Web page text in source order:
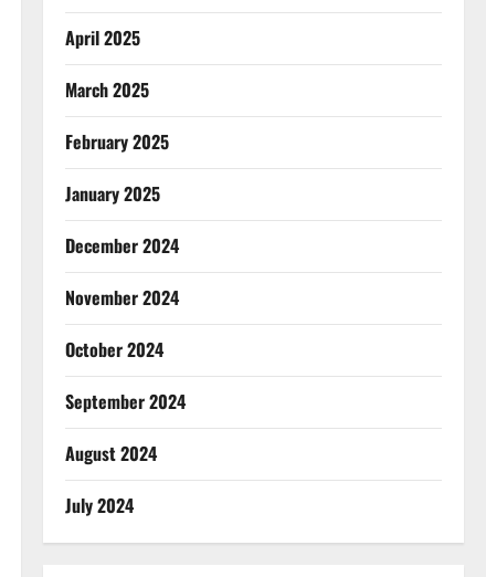
April 2025
March 2025
February 2025
January 2025
December 2024
November 2024
October 2024
September 2024
August 2024
July 2024